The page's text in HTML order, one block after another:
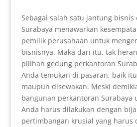
Sebagai salah satu jantung bisnis
Surabaya menawarkan
pemilik perusahaan untuk
bisnisnya. Maka dari itu, tak
pilihan gedung perkantoran
Anda temukan di pasaran, baik
maupun disewakan. Meski
bangunan perkantoran Surabaya
Anda harus dilakukan dengan
pertimbangan krusial yang harus